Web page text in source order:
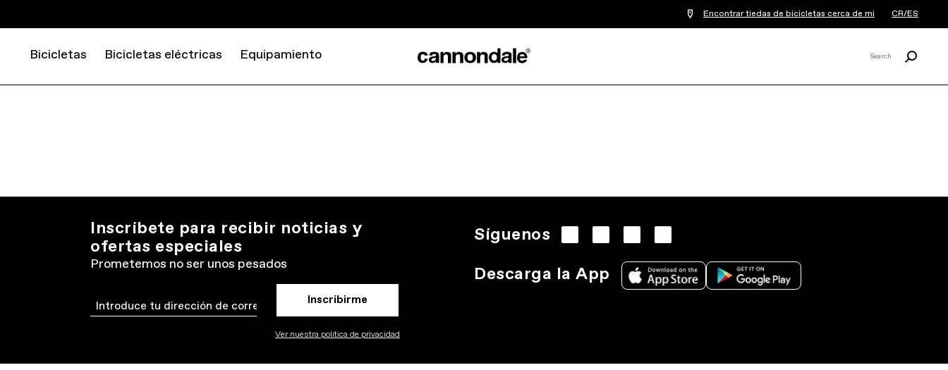
Encontrar tiedas de bicicletas cerca de mi CR/ES
Bicicletas Bicicletas eléctricas Equipamiento Search
Inscríbete para recibir noticias y
ofertas especiales
Prometemos no ser unos pesados
Email Inscribirme
Ver nuestra politica de privacidad
Síguenos
Descarga la App